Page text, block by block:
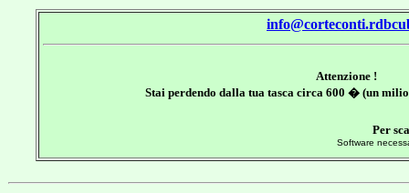
Attenzione !
Stai perdendo dalla tua tasca circa 600 � (un
Per
Software